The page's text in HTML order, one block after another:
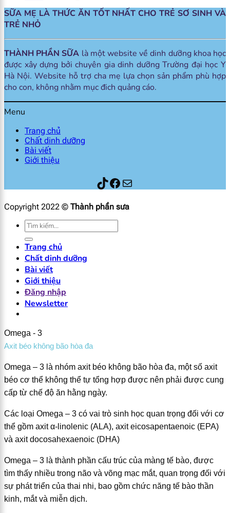
SỮA MẸ LÀ THỨC ĂN TỐT NHẤT CHO TRẺ SƠ SINH VÀ
TRẺ NHỎ
THÀNH PHẦN SỮA là một website về dinh dưỡng khoa học
được xây dựng bởi chuyên gia dinh dưỡng Trường đại học Y
Hà Nội. Website hỗ trợ cha mẹ lựa chọn sản phẩm phù hợp
cho con, không nhằm mục đich quảng cáo.
Menu
Trang chủ
Chất dinh dưỡng
Bài viết
Giới thiệu
Thành phần sữaFacebook
Mail
Copyright 2022 © Thành phần sưa
Tìm
kiếm:
Trang chủ
Chất dinh dưỡng
Bài viết
Giới thiệu
Đăng nhập
Newsletter
Omega - 3
Axit béo không bão hòa đa
Omega – 3 là nhóm axit béo không bão hòa đa, một số axit
béo cơ thể không thể tự tổng hợp được nên phải được cung
cấp từ chế độ ăn hằng ngày.
Các loại Omega – 3 có vai trò sinh học quan trọng đối với cơ
thể gồm axit α-linolenic (ALA), axit eicosapentaenoic (EPA)
và axit docosahexaenoic (DHA)
Omega – 3 là thành phần cấu trúc của màng tế bào, được
tìm thấy nhiều trong não và võng mạc mắt, quan trọng đối với
sự phát triển của thai nhi, bao gồm chức năng tế bào thần
kinh, mắt và miễn dịch.